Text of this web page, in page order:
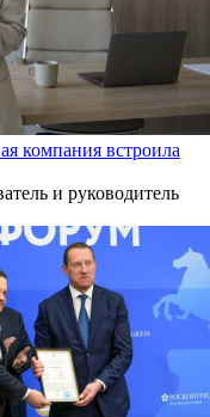
компания встроила
и руководитель